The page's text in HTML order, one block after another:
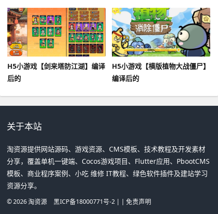
H5小游戏【剑来塔防江湖】编译
后的
H5小游戏【横版植物大战僵尸】
编译后的
关于本站
淘资源提供网站源码、游戏资源、CMS模板、技术教程及开发素材
分享，覆盖单机一键端、Cocos游戏项目、Flutter应用、PbootCMS
模板、商业程序案例、小吃 维修 IT教程、绿色软件插件及建站学习
资源分享。
©2026淘资源 黑ICP备18000771号-2| | 免责声明